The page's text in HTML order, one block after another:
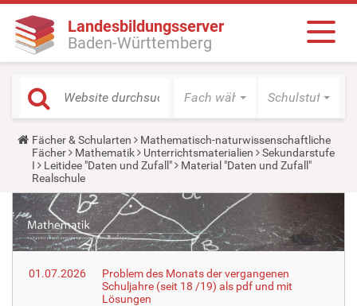
Landesbildungsserver
Baden-Württemberg
Fach wählen Schulstufe
Y
o
u
a
r
e
h
e
r
e
Fächer & Schularten
Mathematisch-naturwissenschaftliche
Fächer
Mathematik Unterrichtsmaterialien
Sekundarstufe
I
Leitidee "Daten und Zufall"
Material "Daten und Zufall"
Realschule
01.07.2026
Problem des Monats der vergangenen
Schuljahre (seit 18 /19) als pdf und mit
Lösungen